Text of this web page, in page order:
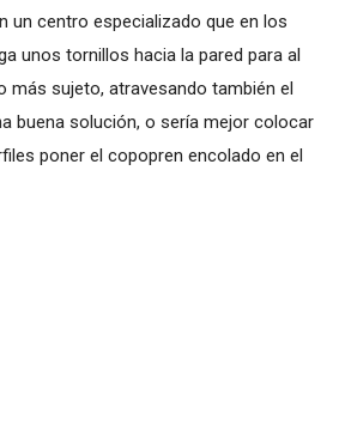
un centro especializado que en los
unos tornillos hacia la pared para al
más sujeto, atravesando también el
buena solución, o sería mejor colocar
poner el copopren encolado en el